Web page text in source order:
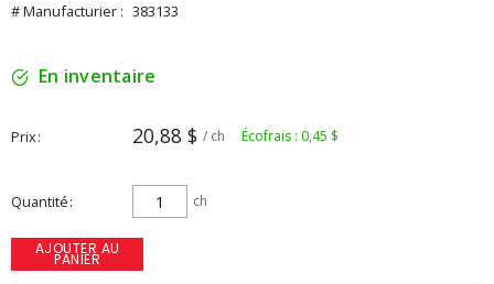
# Manufacturier : 383133
En inventaire
Prix 20,88 $ / ch Écofrais : 0,45 $
Quantité ch
AJOUTER AU
PANIER